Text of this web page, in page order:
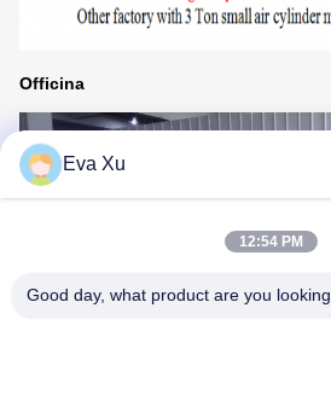
Officina
Eva Xu
12:54 PM
Good day, what product are you